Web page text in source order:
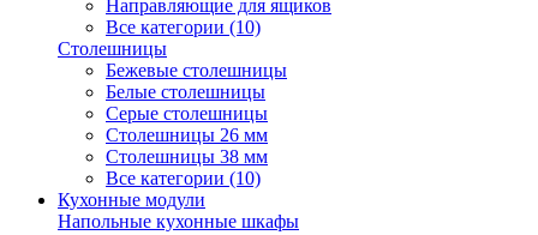
Направляющие для ящиков
Все категории (10)
Столешницы
Бежевые столешницы
Белые столешницы
Серые столешницы
Столешницы 26 мм
Столешницы 38 мм
Все категории (10)
Кухонные модули
Напольные кухонные шкафы